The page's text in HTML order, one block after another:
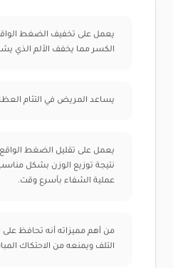
يعمل على تخفيف الضغط
الكسر مما يخفف الألم الذي
يساعد المريض في التئام
يعمل على تقليل الضغط
نتيجة توزيع الوزن بشكل
عملية الشفاء بأسرع وقت.
من أهم مميزاته أنه تحافظ
التلف ويمنعه من الاحتكاك